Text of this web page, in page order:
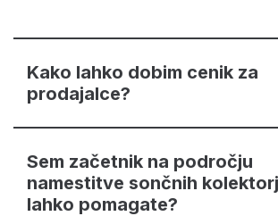
Kako lahko dobim cenik za
prodajalce?
Sem začetnik na področju
namestitve sončnih
lahko pomagate?